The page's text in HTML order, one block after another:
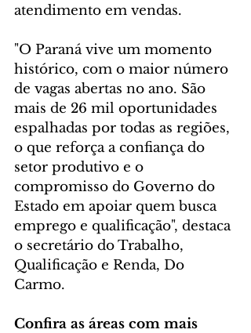
atendimento em vendas.
"O Paraná vive um momento
histórico, com o maior número
de vagas abertas no ano. São
mais de 26 mil oportunidades
espalhadas por todas as regiões,
o que reforça a confiança do
setor produtivo e o
compromisso do Governo do
Estado em apoiar quem busca
emprego e qualificação", destaca
o secretário do Trabalho,
Qualificação e Renda, Do
Carmo.
Confira as áreas com mais